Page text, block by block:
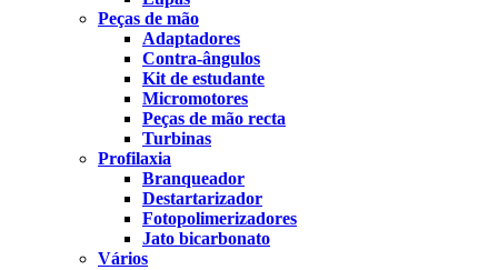
Peças de mão
Adaptadores
Contra-ângulos
Kit de estudante
Micromotores
Peças de mão recta
Turbinas
Profilaxia
Branqueador
Destartarizador
Fotopolimerizadores
Jato bicarbonato
Vários